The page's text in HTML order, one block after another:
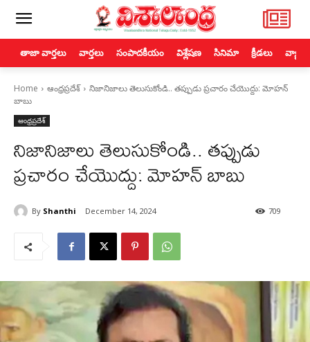
తాజా వార్తలు వార్తలు సంపాదకీయం విశ్లేషణ సినిమా క్రీడలు
Home ఆంధ్రప్రదేశ్
నిజానిజాలు తెలుసుకోండి.. తప్పుడు ప్రచారం చేయొద్దు: మోహన్
బాబు
ఆంధ్రప్రదేశ్
నిజానిజాలు తెలుసుకోండి.. తప్పుడు
ప్రచారం చేయొద్దు: మోహన్ బాబు
By Shanthi December 14, 2024 709